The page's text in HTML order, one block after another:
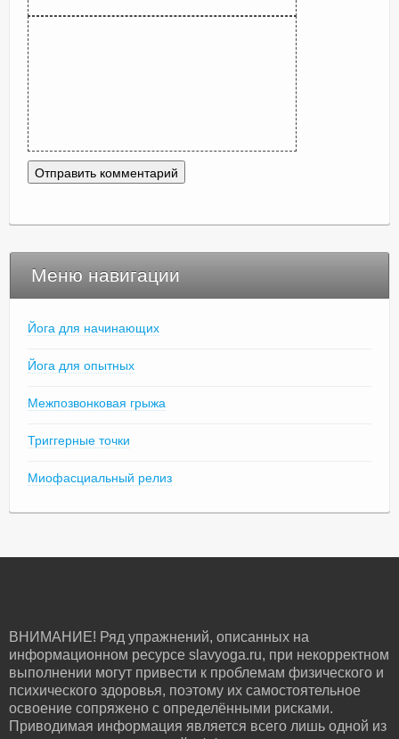
Меню навигации
Йога для начинающих
Йога для опытных
Межпозвонковая грыжа
Триггерные точки
Миофасциальный релиз
ВНИМАНИЕ! Ряд упражнений, описанных на
информационном ресурсе slavyoga.ru, при некорректном
выполнении могут привести к проблемам физического и
психического здоровья, поэтому их самостоятельное
освоение сопряжено с определёнными рисками.
Приводимая информация является всего лишь одной из